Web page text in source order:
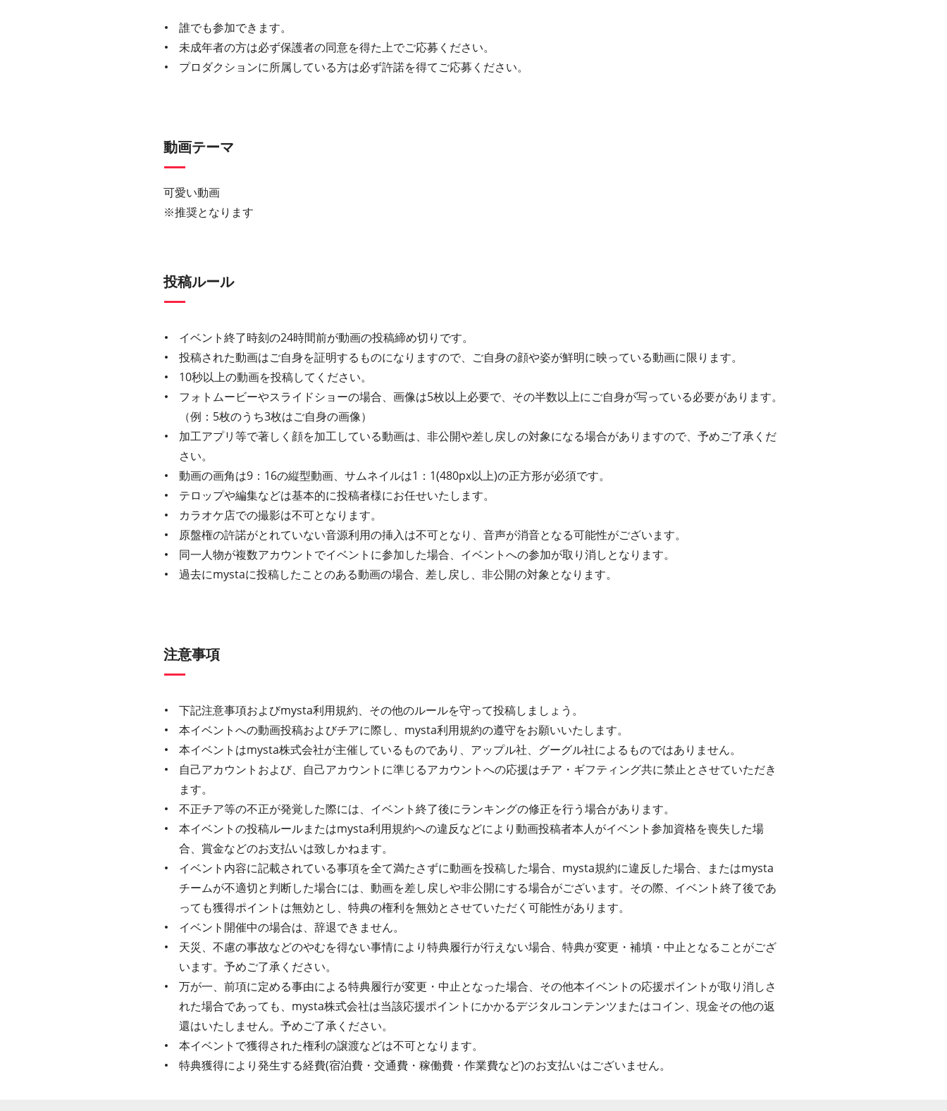
誰でも参加できます。
未成年者の方は必ず保護者の同意を得た上でご応募ください。
プロダクションに所属している方は必ず許諾を得てご応募ください。
動画テーマ
可愛い動画
※推奨となります
投稿ルール
イベント終了時刻の24時間前が動画の投稿締め切りです。
投稿された動画はご自身を証明するものになりますので、ご自身の顔や姿が鮮明に映っている動画に限ります。
10秒以上の動画を投稿してください。
フォトムービーやスライドショーの場合、画像は5枚以上必要で、その半数以上にご自身が写っている必要があります。
（例：5枚のうち3枚はご自身の画像）
加工アプリ等で著しく顔を加工している動画は、非公開や差し戻しの対象になる場合がありますので、予めご了承くだ
さい。
動画の画角は9：16の縦型動画、サムネイルは1：1(480px以上)の正方形が必須です。
テロップや編集などは基本的に投稿者様にお任せいたします。
カラオケ店での撮影は不可となります。
原盤権の許諾がとれていない音源利用の挿入は不可となり、音声が消音となる可能性がございます。
同一人物が複数アカウントでイベントに参加した場合、イベントへの参加が取り消しとなります。
過去にmystaに投稿したことのある動画の場合、差し戻し、非公開の対象となります。
注意事項
下記注意事項およびmysta利用規約、その他のルールを守って投稿しましょう。
本イベントへの動画投稿およびチアに際し、mysta利用規約の遵守をお願いいたします。
本イベントはmysta株式会社が主催しているものであり、アップル社、グーグル社によるものではありません。
自己アカウントおよび、自己アカウントに準じるアカウントへの応援はチア・ギフティング共に禁止とさせていただき
ます。
不正チア等の不正が発覚した際には、イベント終了後にランキングの修正を行う場合があります。
本イベントの投稿ルールまたはmysta利用規約への違反などにより動画投稿者本人がイベント参加資格を喪失した場
合、賞金などのお支払いは致しかねます。
イベント内容に記載されている事項を全て満たさずに動画を投稿した場合、mysta規約に違反した場合、またはmysta
チームが不適切と判断した場合には、動画を差し戻しや非公開にする場合がございます。その際、イベント終了後であ
っても獲得ポイントは無効とし、特典の権利を無効とさせていただく可能性があります。
イベント開催中の場合は、辞退できません。
天災、不慮の事故などのやむを得ない事情により特典履行が行えない場合、特典が変更・補填・中止となることがござ
います。予めご了承ください。
万が一、前項に定める事由による特典履行が変更・中止となった場合、その他本イベントの応援ポイントが取り消しさ
れた場合であっても、mysta株式会社は当該応援ポイントにかかるデジタルコンテンツまたはコイン、現金その他の返
還はいたしません。予めご了承ください。
本イベントで獲得された権利の譲渡などは不可となります。
特典獲得により発生する経費(宿泊費・交通費・稼働費・作業費など)のお支払いはございません。